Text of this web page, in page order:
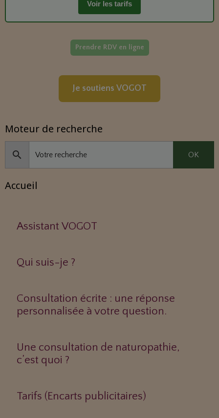
Voir les tarifs
Prendre RDV en ligne
Je soutiens VOGOT
Moteur de recherche
OK
Accueil
Assistant VOGOT
Qui suis-je ?
Consultation écrite : une réponse
personnalisée à votre question.
Une consultation de naturopathie,
c’est quoi ?
Tarifs (Encarts publicitaires)